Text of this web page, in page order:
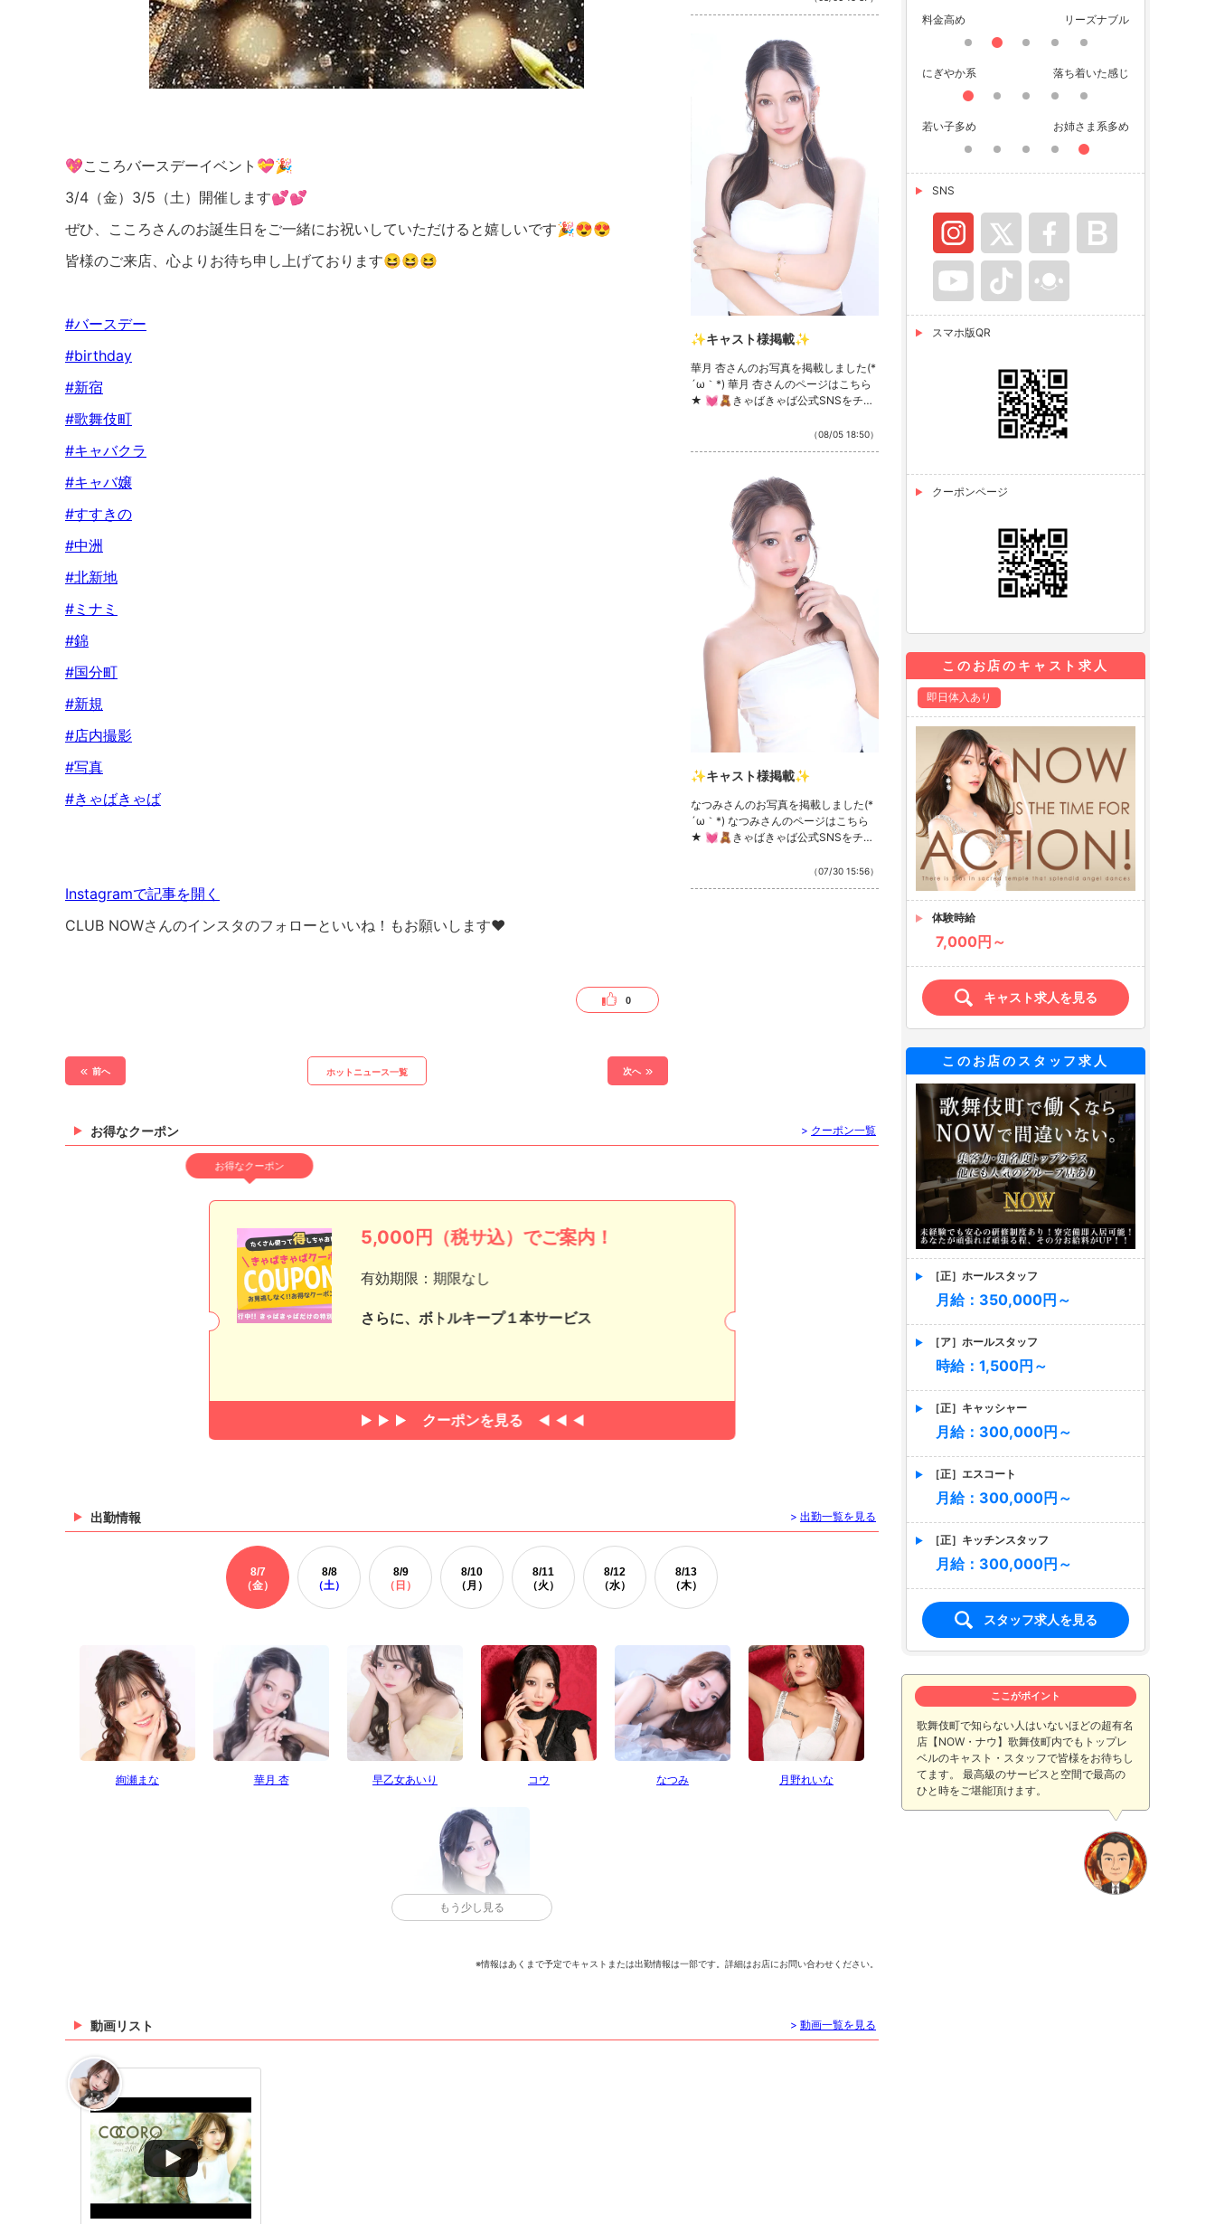
💖こころバースデーイベント💝🎉
3/4（金）3/5（土）開催します💕💕
ぜひ、こころさんのお誕生日をご一緒にお祝いしていただけると嬉しいです🎉😍😍
皆様のご来店、心よりお待ち申し上げております😆😆😆
#バースデー
#birthday
#新宿
#歌舞伎町
#キャバクラ
#キャバ嬢
#すすきの
#中洲
#北新地
#ミナミ
#錦
#国分町
#新規
#店内撮影
#写真
#きゃばきゃば
Instagramで記事を開く
CLUB NOWさんのインスタのフォローといいね！もお願いします❤︎
0
前へ ホットニュース一覧 次へ
Twitter ・YouTube
✨キャスト様掲載✨
華月 杏さんのお写真を掲載しました(*
´ω｀*) 華月 杏さんのページはこちら
★ 💓🧸きゃばきゃば公式SNSをチェ
（08/05 18:50）
✨キャスト様掲載✨
なつみさんのお写真を掲載しました(*
´ω｀*) なつみさんのページはこちら
★ 💓🧸きゃばきゃば公式SNSをチェ
（07/30 15:56）
お得なクーポン > クーポン一覧
お得なクーポン
5,000円（税サ込）でご案内！
有効期限：期限なし
さらに、ボトルキープ１本サービス
クーポンを見る
出勤情報 > 出勤一覧を見る
8/7
（金）
8/8
（土）
8/9
（日）
8/10
（月）
8/11
（火）
8/12
（水）
8/13
（木）
絢瀬まな 華月 杏 早乙女あいり コウ なつみ 月野れいな
もう少し見る
絢瀬まな 華月 杏
※情報はあくまで予定でキャストまたは出勤情報は一部です。詳細はお店にお問い合わせください。
動画リスト > 動画一覧を見る
料金高め リーズナブル
にぎやか系 落ち着いた感じ
若い子多め お姉さま系多め
SNS
スマホ版QR
クーポンページ
このお店のキャスト求人
即日体入あり
体験時給
7,000円～
キャスト求人を見る
このお店のスタッフ求人
［正］ホールスタッフ
月給：350,000円～
［ア］ホールスタッフ
時給：1,500円～
［正］キャッシャー
月給：300,000円～
［正］エスコート
月給：300,000円～
［正］キッチンスタッフ
月給：300,000円～
スタッフ求人を見る
ここがポイント
歌舞伎町で知らない人はいないほどの超有名
店【NOW・ナウ】歌舞伎町内でもトップレ
ベルのキャスト・スタッフで皆様をお待ちし
てます。 最高級のサービスと空間で最高の
ひと時をご堪能頂けます。